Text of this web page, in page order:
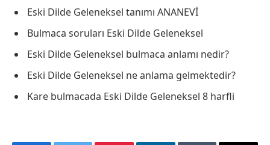
Eski Dilde Geleneksel tanımı ANANEVİ
Bulmaca soruları Eski Dilde Geleneksel
Eski Dilde Geleneksel bulmaca anlamı nedir?
Eski Dilde Geleneksel ne anlama gelmektedir?
Kare bulmacada Eski Dilde Geleneksel 8 harfli